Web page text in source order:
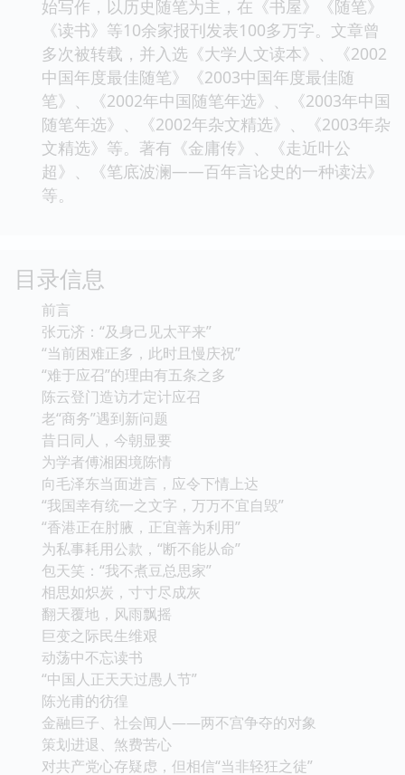
始写作，以历史随笔为主，在《书屋》《随笔》
《读书》等10余家报刊发表100多万字。文章曾
多次被转载，并入选《大学人文读本》、《2002
中国年度最佳随笔》《2003中国年度最佳随
笔》、《2002年中国随笔年选》、《2003年中国
随笔年选》、《2002年杂文精选》、《2003年杂
文精选》等。著有《金庸传》、《走近叶公
超》、《笔底波澜――百年言论史的一种读法》
等。
目录信息
前言
张元济：“及身己见太平来”
“当前困难正多，此时且慢庆祝”
“难于应召”的理由有五条之多
陈云登门造访才定计应召
老“商务”遇到新问题
昔日同人，今朝显要
为学者傅湘困境陈情
向毛泽东当面进言，应令下情上达
“我国幸有统一之文字，万万不宜自毁”
“香港正在肘腋，正宜善为利用”
为私事耗用公款，“断不能从命”
包天笑：“我不煮豆总思家”
相思如炽炭，寸寸尽成灰
翻天覆地，风雨飘摇
巨变之际民生维艰
动荡中不忘读书
“中国人正天天过愚人节”
陈光甫的彷徨
金融巨子、社会闻人――两不宫争夺的对象
策划进退、煞费苦心
对共产党心存疑虑，但相信“当非轻狂之徒”